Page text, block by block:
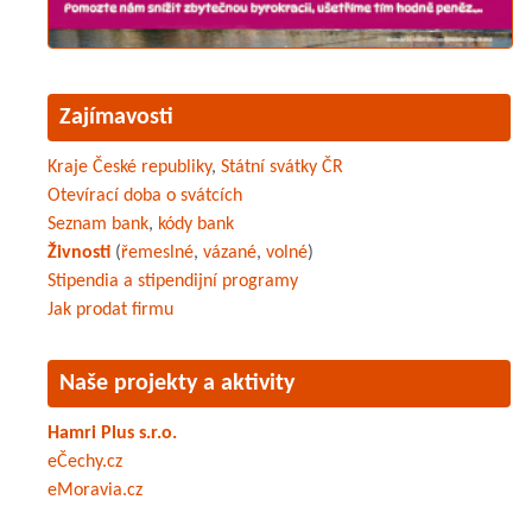
Zajímavosti
Kraje České republiky, Státní svátky ČR
Otevírací doba o svátcích
Seznam bank, kódy bank
Živnosti (řemeslné, vázané, volné)
Stipendia a stipendijní programy
Jak prodat firmu
Naše projekty a aktivity
Hamri Plus s.r.o.
eČechy.cz
eMoravia.cz